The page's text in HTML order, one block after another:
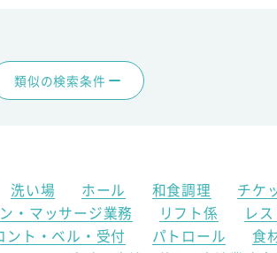
類似の検索条件
洗い場 ホール 和食調理 チケ
・マッサージ業務 リフト係
レ
ント・ベル・受付 パトロール 食